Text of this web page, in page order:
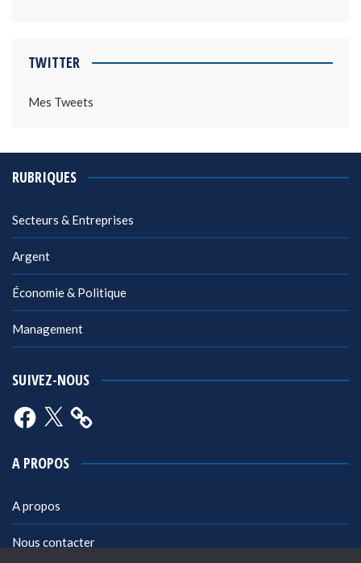
TWITTER
Mes Tweets
RUBRIQUES
Secteurs & Entreprises
Argent
Économie & Politique
Management
SUIVEZ-NOUS
Facebook
X
A PROPOS
A propos
Nous contacter